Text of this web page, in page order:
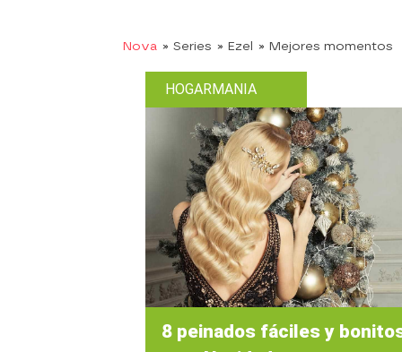
Nova » Series » Ezel » Mejores momentos
HOGARMANIA
8 peinados fáciles y